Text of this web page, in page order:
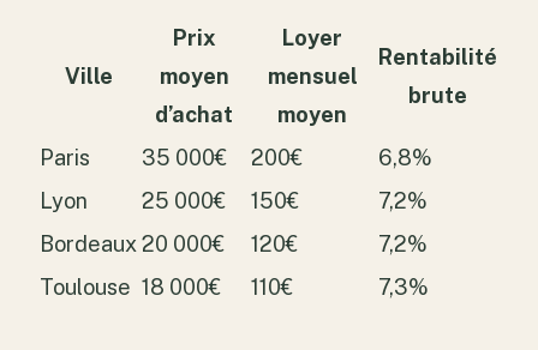
Ville
Prix
moyen
d’achat
Loyer
mensuel
moyen
Rentabilité
brute
Paris 35 000€ 200€
6,8%
Lyon
25 000€ 150€
7,2%
Bordeaux 20 000€ 120€
7,2%
Toulouse 18 000€ 110€ 7,3%